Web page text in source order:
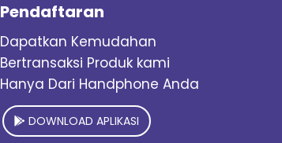
Pendaftaran
Dapatkan Kemudahan
Bertransaksi Produk kami
Hanya Dari Handphone Anda
DOWNLOAD APLIKASI